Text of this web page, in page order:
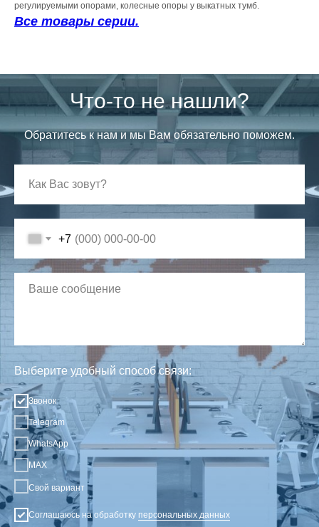
регулируемыми опорами, колесные опоры у выкатных тумб.
Все товары серии.
Что-то не нашли?
Обратитесь к нам и мы Вам обязательно поможем.
+7
Выберите удобный способ связи:
Звонок
Telegram
WhatsApp
MAX
Свой вариант
Соглашаюсь на обработку персональных данных